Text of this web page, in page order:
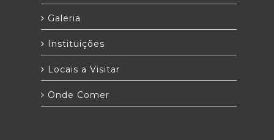
Galeria
Instituições
Locais a Visitar
Onde Comer